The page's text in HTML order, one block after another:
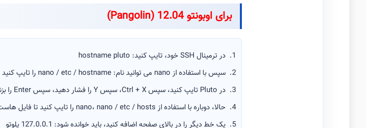
برای اوبونتو 12.04 (Pangolin)
در ترمینال SSH خود، تایپ کنید: hostname pluto
سپس با استفاده از nano می توانید نام: nano / etc / hostname را تایپ کنید
در Pluto تایپ کنید، سپس Ctrl + X، سپس Y را فشار دهید، سپس Enter را بزنید.
حالا، دوباره با استفاده از nano، nano / etc / hosts را تایپ کنید تا فایل هاست را ویرایش کنید.
یک خط دیگر را در بالای صفحه اضافه کنید، باید خوانده شود: 127.0.0.1 پلوتو